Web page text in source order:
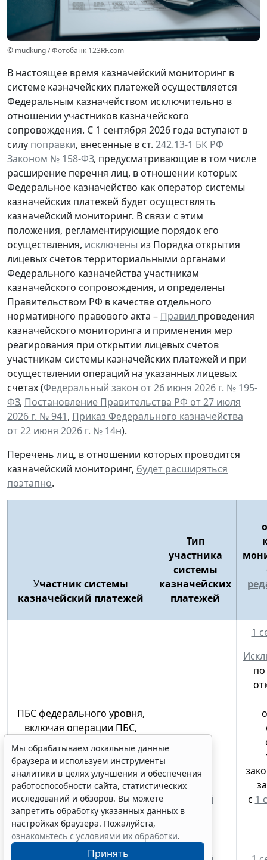
© mudkung / Фотобанк 123RF.com
В настоящее время казначейский мониторинг в
системе казначейских платежей осуществляется
Федеральным казначейством исключительно в
отношении участников казначейского
сопровождения. С 1 сентября 2026 года вступают в
силу поправки, внесенные в ст. 242.13-1 БК РФ
Законом № 158-ФЗ, предусматривающие в том числе
расширение перечня лиц, в отношении которых
Федеральное казначейство как оператор системы
казначейских платежей будет осуществлять
казначейский мониторинг. В связи с этим
положения, регламентирующие порядок его
осуществления, исключены из Порядка открытия
лицевых счетов территориальными органами
Федерального казначейства участникам
казначейского сопровождения, и определены
Правительством РФ в качестве отдельного
нормативного правового акта – Правил проведения
казначейского мониторинга и применения мер
реагирования при открытии лицевых счетов
участникам системы казначейских платежей и при
осуществлении операций на указанных лицевых
счетах (Федеральный закон от 26 июня 2026 г. № 195-
ФЗ, Постановление Правительства РФ от 27 июля
2026 г. № 941, Приказ Федерального казначейства
от 22 июня 2026 г. № 14н).
Перечень лиц, в отношении которых проводится
казначейский мониторинг, будет расширяться
поэтапно.
Участник системы
казначейский платежей
Тип
участника
системы
казначейских
платежей
ПБС федерального уровня,
включая операции ПБС,
передавшего свои
полномочия бюджетному
(автономному) учреждению,
получателю средств из
бюджета
прямой
1
с 1
ПБС регионального уровня,
включая операции ПБС,
Мы обрабатываем локальные данные
браузера и используем инструменты
аналитики в целях улучшения и обеспечения
работоспособности сайта, статистических
исследований и обзоров. Вы можете
запретить обработку указанных данных в
настройках браузера. Пожалуйста,
ознакомьтесь с условиями их обработки.
Принять